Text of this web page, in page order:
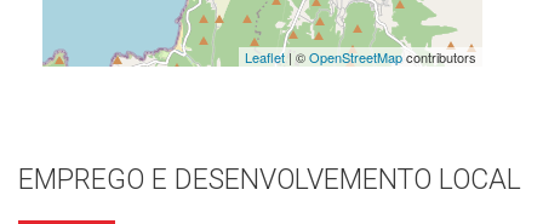
Leaflet| ©OpenStreetMapcontributors
EMPREGO E DESENVOLVEMENTO LOCAL